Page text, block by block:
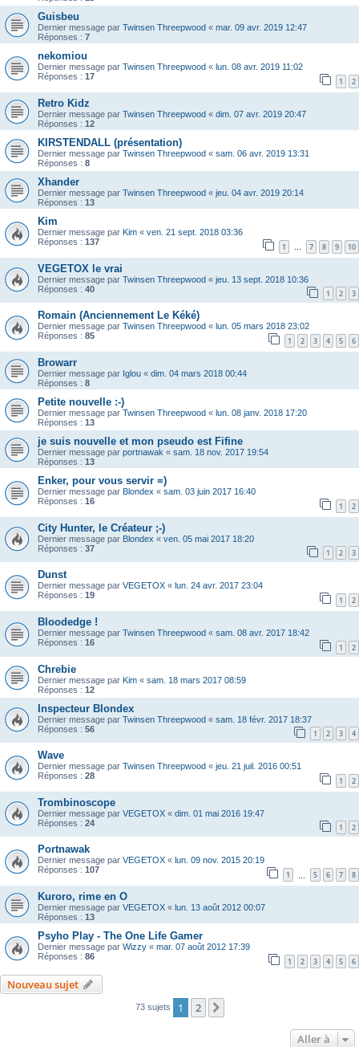
Guisbeu
Dernier message par Twinsen Threepwood « mar. 09 avr. 2019 12:47
Réponses : 7
nekomiou
Dernier message par Twinsen Threepwood « lun. 08 avr. 2019 11:02
Réponses : 17 1 2
Retro Kidz
Dernier message par Twinsen Threepwood « dim. 07 avr. 2019 20:47
Réponses : 12
KIRSTENDALL (présentation)
Dernier message par Twinsen Threepwood « sam. 06 avr. 2019 13:31
Réponses : 8
Xhander
Dernier message par Twinsen Threepwood « jeu. 04 avr. 2019 20:14
Réponses : 13
Kim
Dernier message par Kim « ven. 21 sept. 2018 03:36
Réponses : 137 1 … 7 8 9 10
VEGETOX le vrai
Dernier message par Twinsen Threepwood « jeu. 13 sept. 2018 10:36
Réponses : 40 1 2 3
Romain (Anciennement Le Kéké)
Dernier message par Twinsen Threepwood « lun. 05 mars 2018 23:02
Réponses : 85 1 2 3 4 5 6
Browarr
Dernier message par Iglou « dim. 04 mars 2018 00:44
Réponses : 8
Petite nouvelle :-)
Dernier message par Twinsen Threepwood « lun. 08 janv. 2018 17:20
Réponses : 13
je suis nouvelle et mon pseudo est Fifine
Dernier message par portnawak « sam. 18 nov. 2017 19:54
Réponses : 13
Enker, pour vous servir =)
Dernier message par Blondex « sam. 03 juin 2017 16:40
Réponses : 16 1 2
City Hunter, le Créateur ;-)
Dernier message par Blondex « ven. 05 mai 2017 18:20
Réponses : 37 1 2 3
Dunst
Dernier message par VEGETOX « lun. 24 avr. 2017 23:04
Réponses : 19 1 2
Bloodedge !
Dernier message par Twinsen Threepwood « sam. 08 avr. 2017 18:42
Réponses : 16 1 2
Chrebie
Dernier message par Kim « sam. 18 mars 2017 08:59
Réponses : 12
Inspecteur Blondex
Dernier message par Twinsen Threepwood « sam. 18 févr. 2017 18:37
Réponses : 56 1 2 3 4
Wave
Dernier message par Twinsen Threepwood « jeu. 21 juil. 2016 00:51
Réponses : 28 1 2
Trombinoscope
Dernier message par VEGETOX « dim. 01 mai 2016 19:47
Réponses : 24 1 2
Portnawak
Dernier message par VEGETOX « lun. 09 nov. 2015 20:19
Réponses : 107 1 5 6 7 8
Kuroro, rime en O
Dernier message par VEGETOX « lun. 13 août 2012 00:07
Réponses : 13
Psyho Play - The One Life Gamer
Dernier message par Wizzy « mar. 07 août 2012 17:39
Réponses : 86 1 2 3 4 5 6
Nouveau sujet
73 sujets 1 2
Aller à